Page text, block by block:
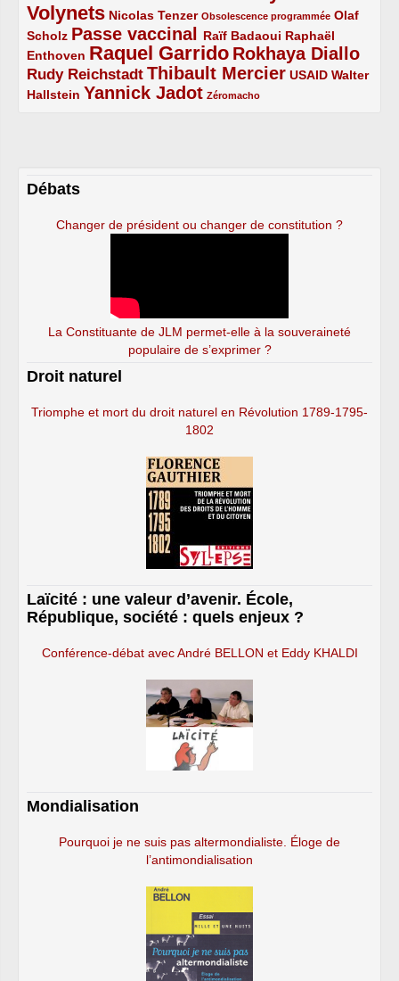
Volynets
5/5 Nicolas Tenzer
2/5 Obsolescence programmée
1/5
Olaf
Scholz
2/5 Passe vaccinal
4/5 Raïf Badaoui
2/5
Raphaël
Enthoven
2/5 Raquel Garrido
5/5 Rokhaya Diallo
4/5
Rudy Reichstadt
3/5 Thibault Mercier
4/5 USAID
2/5
Walter
Hallstein
2/5 Yannick Jadot
4/5 Zéromacho
1/5
Débats
Changer de président ou changer de constitution ?
La Constituante de JLM permet-elle à la souveraineté
populaire de s’exprimer ?
Droit naturel
Triomphe et mort du droit naturel en Révolution 1789-1795-
1802
Laïcité : une valeur d’avenir. École,
République, société : quels enjeux ?
Conférence-débat avec André BELLON et Eddy KHALDI
Mondialisation
Pourquoi je ne suis pas altermondialiste. Éloge de
l’antimondialisation